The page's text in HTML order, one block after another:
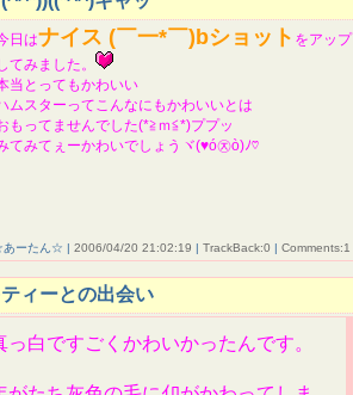
日はナイス (￣一*￣)bショット をアップ
てみました。
当とってもかわいい
ムスターってこんなにもかわいいとは
もってませんでした(*≧ｍ≦*)ププッ
てみてぇーかわいでしょうヾ(♥ó㉨ò)ﾉ♡
ーたん☆ | 2006/04/20 21:02:19 | TrackBack:0 | Comments:1
ィーとの出会い
っ白ですごくかわいかったんです。